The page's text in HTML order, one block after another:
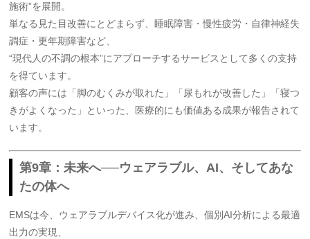
施術”を展開。
単なる見た目改善にとどまらず、睡眠障害・慢性疲労・自律神経失
調症・更年期障害など、
“現代人の不調の根本”にアプローチするサービスとして多くの支持
を得ています。
顧客の声には「脚のむくみが取れた」「尿もれが改善した」「寝つ
きがよくなった」といった、医療的にも価値ある成果が報告されて
います。
第9章：未来へ──ウェアラブル、AI、そしてあな
たの体へ
EMSは今、ウェアラブルデバイス化が進み、個別AI分析による最適
出力の実現、